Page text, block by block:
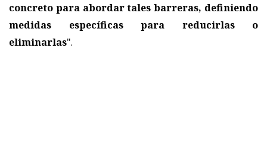
concreto para abordar tales barreras, definiendo
medidas específicas para reducirlas o
eliminarlas".